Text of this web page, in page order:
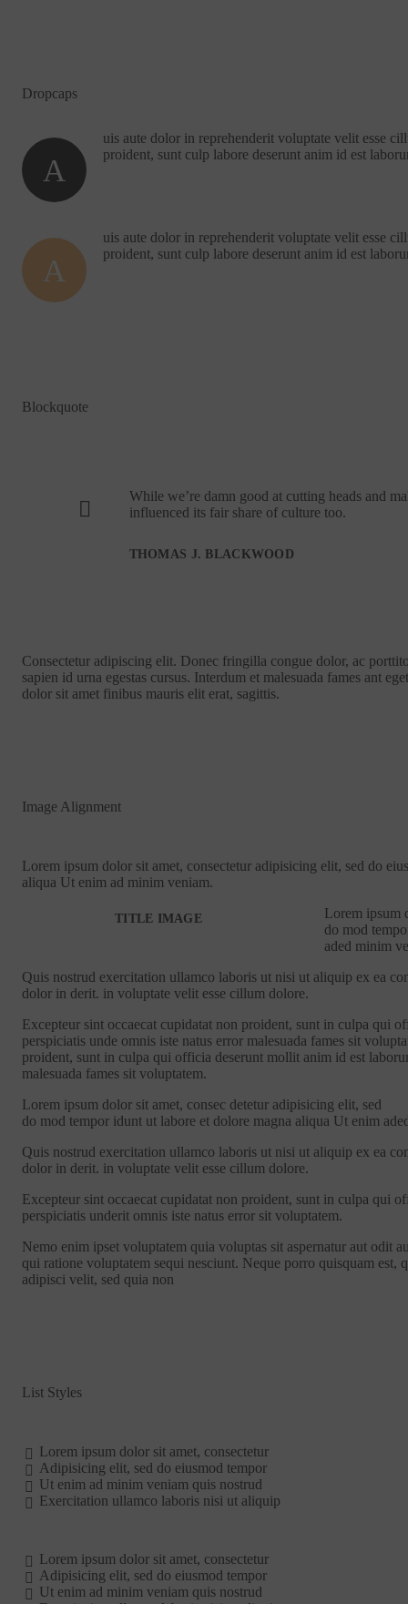
Dropcaps
A
uis aute dolor in reprehenderit voluptate velit esse
proident, sunt culp labore deserunt anim id est
A
uis aute dolor in reprehenderit voluptate velit esse
proident, sunt culp labore deserunt anim id est
Blockquote
While we’re damn good at cutting heads and
influenced its fair share of culture too.
THOMAS J. BLACKWOOD
Consectetur adipiscing elit. Donec fringilla congue dolor, ac
sapien id urna egestas cursus. Interdum et malesuada fames ant
dolor sit amet finibus mauris elit erat, sagittis.
Image Alignment
Lorem ipsum dolor sit amet, consectetur adipisicing elit, sed do
aliqua Ut enim ad minim veniam.
TITLE IMAGE
Lorem ipsum
do mod
aded minim
Quis nostrud exercitation ullamco laboris ut nisi ut aliquip ex ea
dolor in derit. in voluptate velit esse cillum dolore.
Excepteur sint occaecat cupidatat non proident, sunt in culpa qui
perspiciatis unde omnis iste natus error malesuada fames sit
proident, sunt in culpa qui officia deserunt mollit anim id est
malesuada fames sit voluptatem.
Lorem ipsum dolor sit amet, consec detetur adipisicing elit, sed
do mod tempor idunt ut labore et dolore magna aliqua Ut enim
Quis nostrud exercitation ullamco laboris ut nisi ut aliquip ex ea
dolor in derit. in voluptate velit esse cillum dolore.
Excepteur sint occaecat cupidatat non proident, sunt in culpa qui
perspiciatis underit omnis iste natus error sit voluptatem.
Nemo enim ipset voluptatem quia voluptas sit aspernatur aut odit
qui ratione voluptatem sequi nesciunt. Neque porro quisquam est,
adipisci velit, sed quia non
List Styles
Lorem ipsum dolor sit amet, consectetur
Adipisicing elit, sed do eiusmod tempor
Ut enim ad minim veniam quis nostrud
Exercitation ullamco laboris nisi ut aliquip
Lorem ipsum dolor sit amet, consectetur
Adipisicing elit, sed do eiusmod tempor
Ut enim ad minim veniam quis nostrud